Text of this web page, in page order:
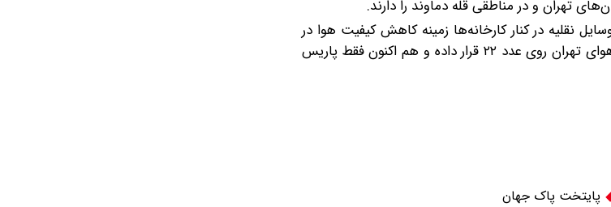
تهران و در مناطقی قله دماوند را دارند.
نقلیه در کنار کارخانه‌ها زمینه کاهش کیفیت هوا در
ایام دیگر سال را مهیا می‌کند.بارندگی، وزش باد و کاهش ترددها شاخص کیفیت هوای تهران روی عدد ۲۲ قرار داده و هم اکنون فقط پاریس
پایتخت پاک جهان